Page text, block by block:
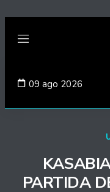
Menú
09 ago 2026
PARTIDA